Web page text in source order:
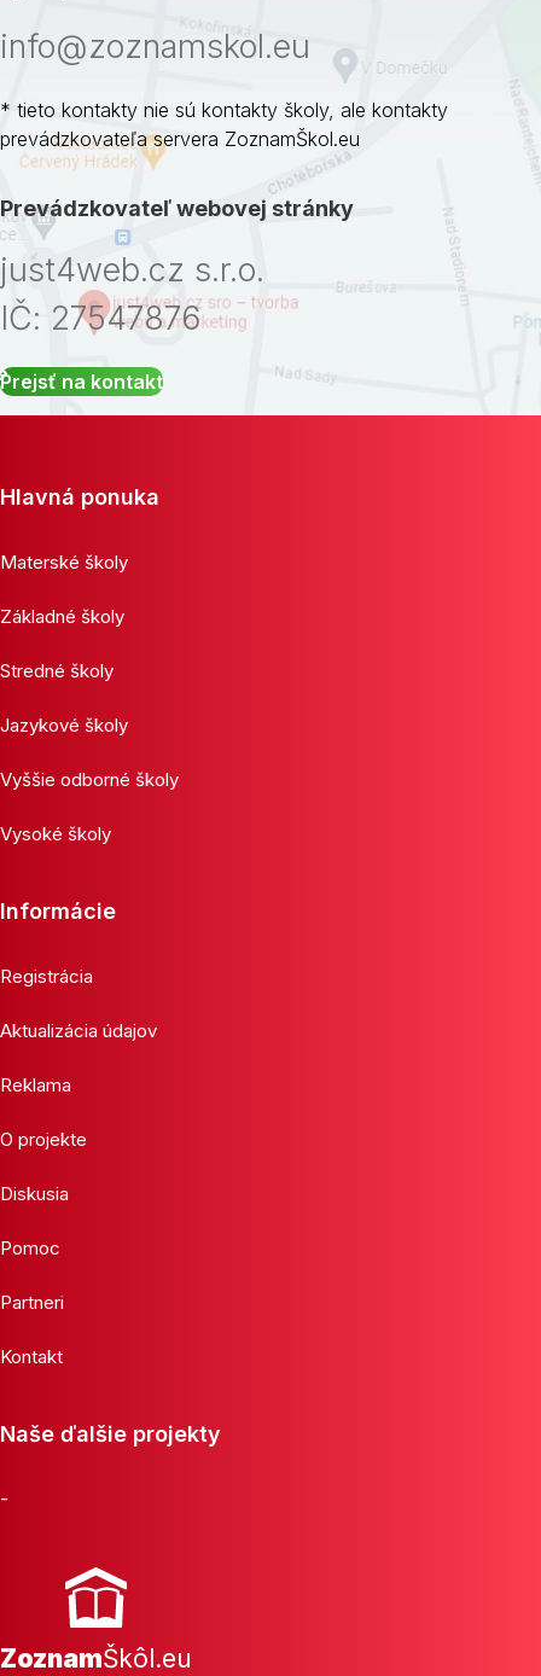
info@zoznamskol.eu
* tieto kontakty nie sú kontakty školy, ale kontakty
prevádzkovateľa servera ZoznamŠkol.eu
Prevádzkovateľ webovej stránky
just4web.cz s.r.o.
IČ: 27547876
Prejsť na kontakt
Hlavná ponuka
Materské školy
Základné školy
Stredné školy
Jazykové školy
Vyššie odborné školy
Vysoké školy
Informácie
Registrácia
Aktualizácia údajov
Reklama
O projekte
Diskusia
Pomoc
Partneri
Kontakt
Naše ďalšie projekty
-
ZoznamŠkôl.eu